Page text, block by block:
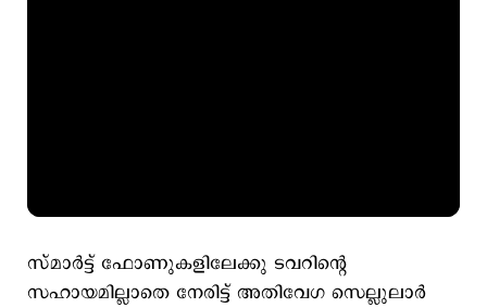
സ്മാർട്ട് ഫോണുകളിലേക്കു ടവറിന്റെ
സഹായമില്ലാതെ നേരിട്ട് അതിവേഗ സെല്ലുലാർ